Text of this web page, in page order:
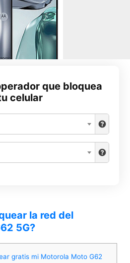
que bloquea
celular
la red del
5G?
gratis mi Motorola Moto G62